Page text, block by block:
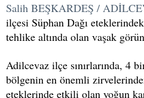
Salih BEŞKARDEŞ /
ilçesi Süphan Dağı
tehlike altında olan vaşak
Adilcevaz ilçe sınırlarında, 4
bölgenin en önemli
eteklerinde etkili olan yoğun